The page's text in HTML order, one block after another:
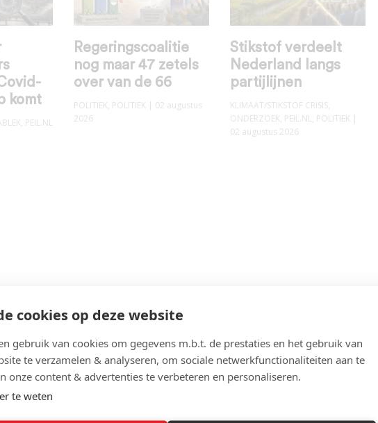
cookies op deze website
gebruik van cookies om gegevens m.b.t. de prestaties en het gebruik van
te verzamelen & analyseren, om sociale netwerkfunctionaliteiten aan te
onze content & advertenties te verbeteren en personaliseren.
te weten
komt
, PEIL.NL
Regeringscoalitie
nog maar 47 zetels
over van de 66
POLITIEK, POLITIEK | 02 augustus
2026
Stikstof verdeelt
Nederland langs
partijlijnen
KLIMAAT/STIKSTOF CRISIS,
ONDERZOEK, PEIL.NL, POLITIEK |
02 augustus 2026